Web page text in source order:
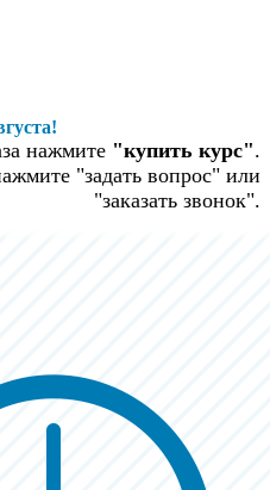
нажмите "купить курс".
"задать вопрос" или
"заказать звонок".